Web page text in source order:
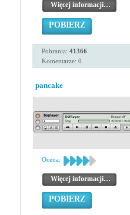
Więcej informacji…
POBIERZ
Pobrania: 41366
Komentarze: 0
pancake
Ocena:
Więcej informacji…
POBIERZ